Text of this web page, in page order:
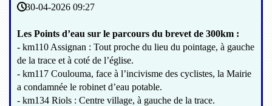
30-04-2026 09:27
Les Points d’eau sur le parcours du brevet de 300km :
- km110 Assignan : Tout proche du lieu du pointage, à gauche
de la trace et à coté de l’église.
- km117 Coulouma, face à l’incivisme des cyclistes, la Mairie
a condamnée le robinet d’eau potable.
- km134 Riols : Centre village, à gauche de la trace.